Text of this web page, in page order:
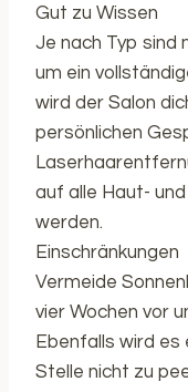
Gut zu Wissen
Je nach Typ sind
um ein
wird der Salon
persönlichen
auf alle Haut-
werden.
Einschränkungen
Vermeide
vier Wochen vor
Ebenfalls wird
Stelle nicht zu